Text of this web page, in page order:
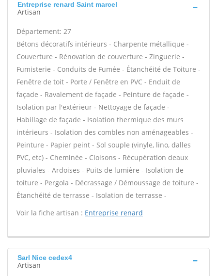
Entreprise renard Saint marcel
Artisan
Département: 27
Bétons décoratifs intérieurs - Charpente métallique -
Couverture - Rénovation de couverture - Zinguerie -
Fumisterie - Conduits de Fumée - Étanchéité de Toiture -
Fenêtre de toit - Porte / Fenêtre en PVC - Enduit de
façade - Ravalement de façade - Peinture de façade -
Isolation par l'extérieur - Nettoyage de façade -
Habillage de façade - Isolation thermique des murs
intérieurs - Isolation des combles non aménageables -
Peinture - Papier peint - Sol souple (vinyle, lino, dalles
PVC, etc) - Cheminée - Cloisons - Récupération deaux
pluviales - Ardoises - Puits de lumière - Isolation de
toiture - Pergola - Décrassage / Démoussage de toiture -
Étanchéité de terrasse - Isolation de terrasse -
Voir la fiche artisan : Entreprise renard
Sarl Nice cedex4
Artisan